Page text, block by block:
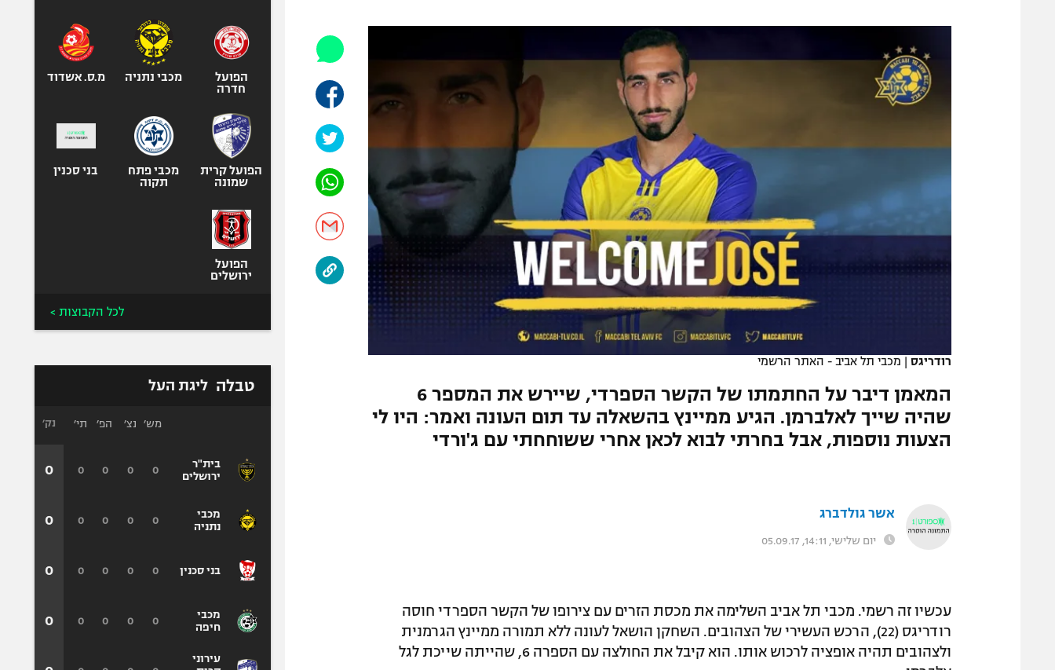
תקנון עבור פעילות אלקטרה
תקנון עבור פעילות ספורט 1 – "מרלן"
גיימינג E-Sports
תנאי שימוש
מדיניות פרטיות
תקנון פעילות ספורט 1
רשיון להקרנה פומבית לבית עסק
המגזין
הפועל תל אביב
הפועל חיפה
הפועל באר שבע
מכבי נתניה
ליגה סינית
ליגות נוספות
אופניים
ספורט מוטורי
כדורמים
בייסבול MLB
ספורט אתגרי
אומנויות לחימה
רודריגס | מכבי תל אביב - האתר הרשמי
המאמן דיבר על החתמתו של הקשר הספרדי, שיירש את המספר 6
שהיה שייך לאלברמן. הגיע ממיינץ בהשאלה עד תום העונה ואמר: היו לי
הצעות נוספות, אבל בחרתי לבוא לכאן אחרי ששוחחתי עם ג'ורדי
אשר גולדברג
יום שלישי, 14:11, 05.09.17
עכשיו זה רשמי. מכבי תל אביב השלימה את מכסת הזרים עם צירופו של הקשר הספרדי חוסה
רודריגס (22), הרכש העשירי של הצהובים. השחקן הושאל לעונה ללא תמורה ממיינץ הגרמנית
ולצהובים תהיה אופציה לרכוש אותו. הוא קיבל את החולצה עם הספרה 6, שהייתה שייכת לגל
הפועל
חדרה
מכבי נתניה מ.ס. אשדוד
הפועל קרית
שמונה
מכבי פתח
תקוה
בני סכנין
הפועל
ירושלים
לכל הקבוצות >
טבלה ליגת העל
בית"ר
ירושלים
מכבי
נתניה
בני סכנין
מכבי
חיפה
עירוני
מש׳ נצ׳ הפ׳ תי׳
0
0
0
0
0
0
0
0
0
0
0
0
0
0
0
0
נק׳
0
0
0
0